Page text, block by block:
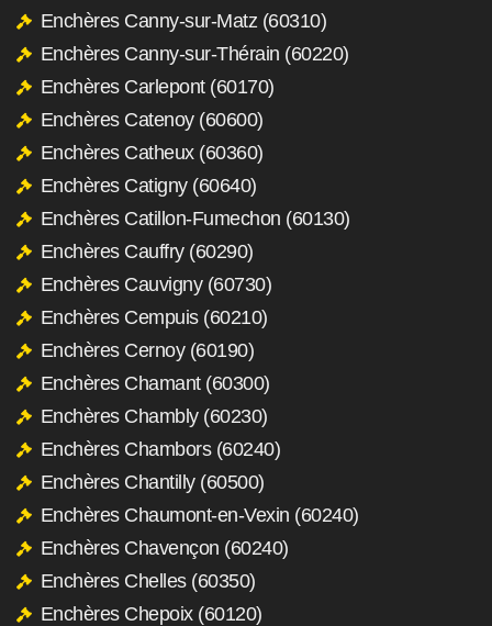
Enchères Canny-sur-Matz (60310)
Enchères Canny-sur-Thérain (60220)
Enchères Carlepont (60170)
Enchères Catenoy (60600)
Enchères Catheux (60360)
Enchères Catigny (60640)
Enchères Catillon-Fumechon (60130)
Enchères Cauffry (60290)
Enchères Cauvigny (60730)
Enchères Cempuis (60210)
Enchères Cernoy (60190)
Enchères Chamant (60300)
Enchères Chambly (60230)
Enchères Chambors (60240)
Enchères Chantilly (60500)
Enchères Chaumont-en-Vexin (60240)
Enchères Chavençon (60240)
Enchères Chelles (60350)
Enchères Chepoix (60120)